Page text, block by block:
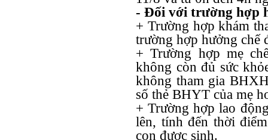
- Đối với trường hợp
+ Trường hợp khám
trường hợp hưởng chế
+ Trường hợp mẹ
không còn đủ sức
không tham gia
số thẻ BHYT của mẹ
+ Trường hợp lao
lên, tính đến thời
con được sinh.